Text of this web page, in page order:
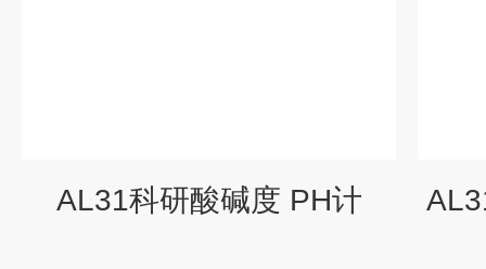
AL31科研酸碱度 PH计